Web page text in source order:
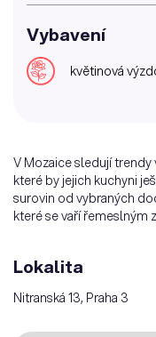
Vybavení
květinová
V Mozaice sledují
které by jejich kuchyni
surovin od vybraných
které se vaří řemeslným
Lokalita
Nitranská 13, Praha 3